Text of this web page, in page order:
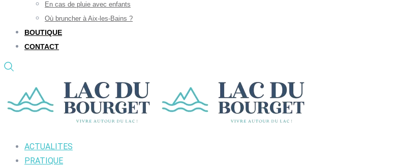
En cas de pluie avec enfants
Où bruncher à Aix-les-Bains ?
BOUTIQUE
CONTACT
ACTUALITES
PRATIQUE